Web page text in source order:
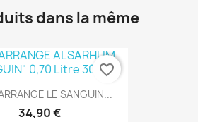
dans la même
LE SANGUIN...
34,90 €
favorite_border